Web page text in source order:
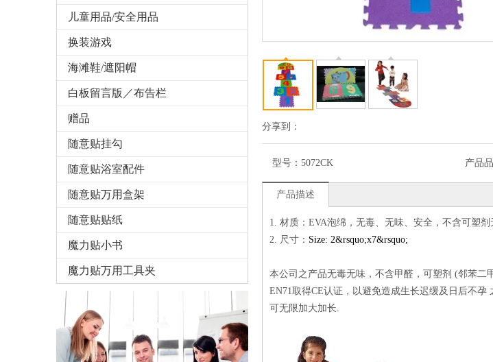
儿童用品/安全用品
换装游戏
海滩鞋/遮阳帽
白板留言版／布告栏
赠品
随意贴挂勾
随意贴浴室配件
随意贴万用盒架
随意贴贴纸
魔力贴小书
魔力贴万用工具夹
分享到：
型号： 5072CK 产品
产品描述
1. 材质：EVA泡绵，无毒、无味、安全，不含可塑剂
2. 尺寸： Size: 2&rsquo;x7&rsquo;
本公司之产品无毒无味，不含甲醛，可塑剂 (邻苯二
EN71取得CE认证，以避免造成生长迟缓及日后不
可无限加大加长.